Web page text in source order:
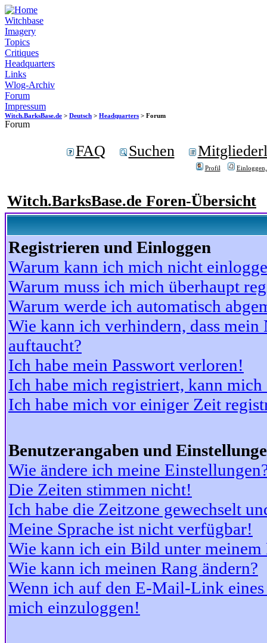
Witchbase
Imagery
Topics
Critiques
Headquarters
Links
Wlog-Archiv
Forum
Impressum
Witch.BarksBase.de > Deutsch > Headquarters > Forum
Forum
FAQ Suchen
Profil
Witch.BarksBase.de Foren-Übersicht
Registrieren und Einloggen
Warum kann ich mich nicht
Warum muss ich mich überhaupt
Warum werde ich automatisch
Wie kann ich verhindern, dass
auftaucht?
Ich habe mein Passwort verloren!
Ich habe mich registriert, kann
Ich habe mich vor einiger Zeit
Benutzerangaben und
Wie ändere ich meine
Die Zeiten stimmen nicht!
Ich habe die Zeitzone gewechselt
Meine Sprache ist nicht verfügbar!
Wie kann ich ein Bild unter meinem
Wie kann ich meinen Rang ändern?
Wenn ich auf den E-Mail-Link
mich einzuloggen!